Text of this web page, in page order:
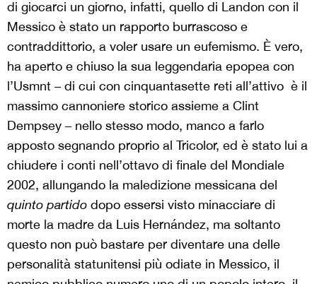
di giocarci un giorno, infatti, quello di Landon con il
Messico è stato un rapporto burrascoso e
contraddittorio, a voler usare un eufemismo. È vero,
ha aperto e chiuso la sua leggendaria epopea con
l’Usmnt – di cui con cinquantasette reti all’attivo è il
massimo cannoniere storico assieme a Clint
Dempsey – nello stesso modo, manco a farlo
apposto segnando proprio al Tricolor, ed è stato lui a
chiudere i conti nell’ottavo di finale del Mondiale
2002, allungando la maledizione messicana del
quinto partido dopo essersi visto minacciare di
morte la madre da Luis Hernández, ma soltanto
questo non può bastare per diventare una delle
personalità statunitensi più odiate in Messico, il